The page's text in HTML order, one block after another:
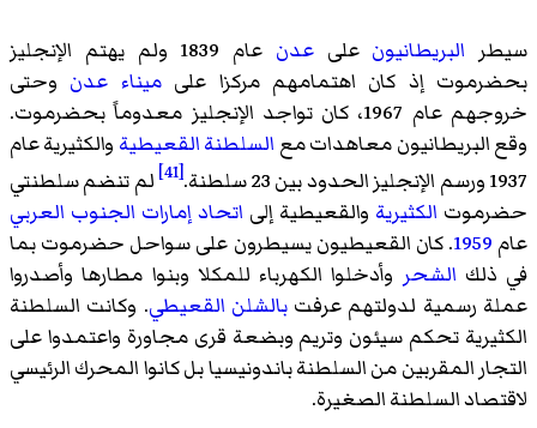
سيطر البريطانيون علىعدن
عام 1839 ولم يهتم الإنجليز
بحضرموت إذ كان اهتمامهم مركزا علىميناء عدن وحتى
خروجهم عام 1967، كان تواجد الإنجليز معدوماً بحضرموت.
وقع البريطانيون معاهدات مع السلطنة القعيطية والكثيرية عام
1937 ورسم الإنجليز الحدود بين 23 سلطنة.
[41]
لم تنضم سلطنتي
حضرموت الكثيرية والقعيطية إلى اتحاد إمارات الجنوب العربي
عام 1959. كان القعيطيون يسيطرون على سواحل حضرموت بما
في ذلك الشحر وأدخلوا الكهرباء للمكلا وبنوا مطارها وأصدروا
عملة رسمية لدولتهم عرفتبالشلن القعيطي. وكانت السلطنة
الكثيرية تحكم سيئون وتريم وبضعة قرى مجاورة واعتمدوا على
التجار المقربين من السلطنة باندونيسيا بل كانوا المحرك الرئيسي
لاقتصاد السلطنة الصغيرة.